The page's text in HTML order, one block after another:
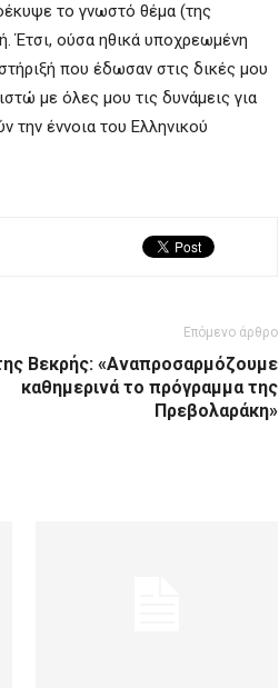
το γνωστό θέμα (της
Έτσι, ούσα ηθικά υποχρεωμένη
που έδωσαν στις δικές μου
με όλες μου τις δυνάμεις για
έννοια του Ελληνικού
Επόμενο άρθρο
Βεκρής: «Αναπροσαρμόζουμε
καθημερινά το πρόγραμμα της
Πρεβολαράκη»